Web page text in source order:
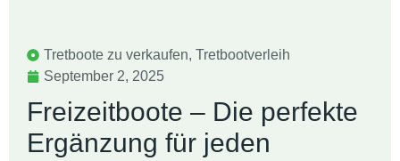
Tretboote zu verkaufen, Tretbootverleih
September 2, 2025
Freizeitboote – Die perfekte
Ergänzung für jeden